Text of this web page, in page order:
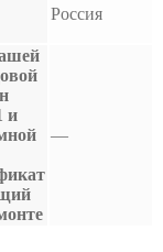
Россия
и
—